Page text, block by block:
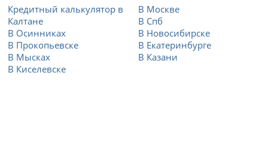
Кредитный калькулятор в
Калтане
В Осинниках
В Прокопьевске
В Мысках
В Киселевске
В Москве
В Спб
В Новосибирске
В Екатеринбурге
В Казани